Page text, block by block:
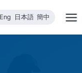
Eng 日本語 簡中